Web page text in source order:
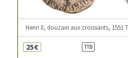
Henri II, douzain aux croissants, 1551
25€ TTB